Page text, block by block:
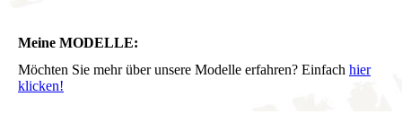
Meine MODELLE:
Möchten Sie mehr über unsere Modelle erfahren? Einfach hier
klicken!